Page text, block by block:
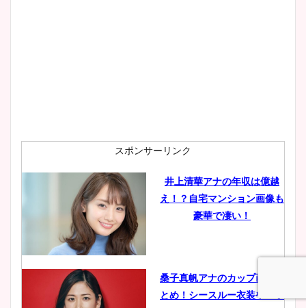
スポンサーリンク
井上清華アナの年収は億越
え！？自宅マンション画像も
豪華で凄い！
桑子真帆アナのカップ画像ま
とめ！シースルー衣装やニッ